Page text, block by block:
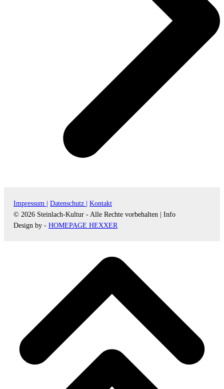
Impressum | Datenschutz |
Kontakt
© 2026 Steinlach-Kultur - Alle Rechte vorbehalten |
Info
Design by - HOMEPAGE HEXXER